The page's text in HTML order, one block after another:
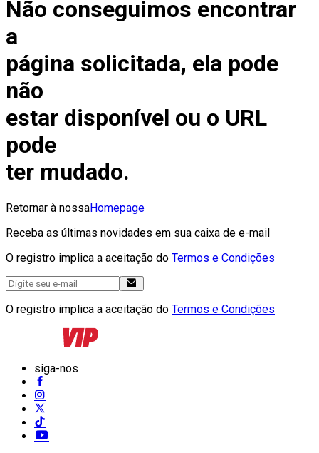
Não conseguimos encontrar
a
página solicitada, ela pode
não
estar disponível ou o URL
pode
ter mudado.
Retornar à nossaHomepage
Receba as últimas novidades em sua caixa de e-mail
O registro implica a aceitação do Termos e Condições
O registro implica a aceitação do Termos e Condições
siga-nos